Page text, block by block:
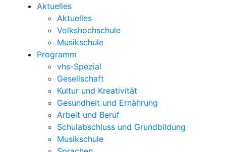
Aktuelles
Aktuelles
Volkshochschule
Musikschule
Programm
vhs-Spezial
Gesellschaft
Kultur und Kreativität
Gesundheit und Ernährung
Arbeit und Beruf
Schulabschluss und Grundbildung
Musikschule